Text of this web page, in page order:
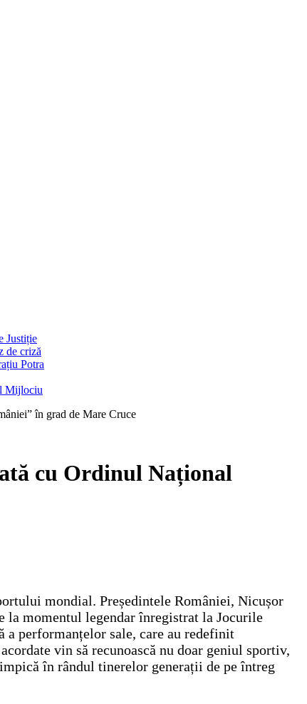
Justiție
de criză
Potra
Mijlociu
în grad de Mare Cruce
cu Ordinul Național
mondial. Președintele României, Nicușor
la momentul legendar înregistrat la Jocurile
performanțelor sale, care au redefinit
vin să recunoască nu doar geniul sportiv,
în rândul tinerelor generații de pe întreg